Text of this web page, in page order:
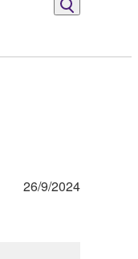
26/9/2024